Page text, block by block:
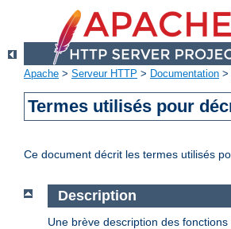
Apache > Serveur HTTP > Documentation >
Termes utilisés pour
Ce document décrit les termes utilisés
Description
Une brève description des fonctions